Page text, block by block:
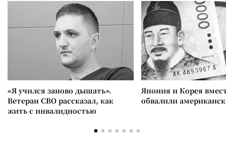
«Я учился заново дышать».
Ветеран СВО рассказал, как
жить с инвалидностью
Япония и Корея
обвалили